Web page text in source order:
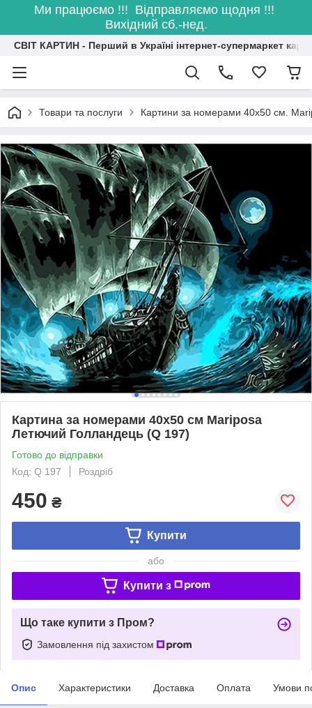
Ми працюємо !!! Відправляємо щодня !!!
Вихідний сб.-нед.
СВІТ КАРТИН - Перший в Україні інтернет-супермаркет
Товари та послуги Картини за номерами 40х50 см.
Картина за номерами 40х50 см Mariposa
Летючий Голландець (Q 197)
Готово до відправки
Код: Q 197
Роздріб
450 ₴
Купити
або
Купити з
Що таке купити з Пром?
Замовлення під захистом
Опис Характеристики Доставка Оплата Умови